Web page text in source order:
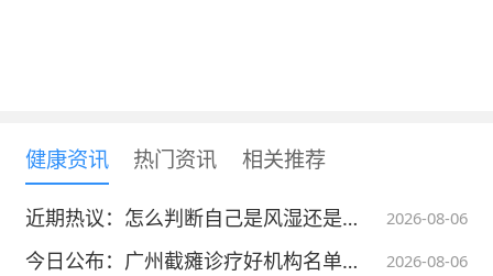
区域的兴奋性,远隔部位的改变相反,其可能通过
改变局部脑血流和葡萄糖代谢水平而发挥作
用。
健康资讯 热门资讯 相关推荐
2026-08-06
近期热议：怎么判断自己是风湿还是类风湿？云南风湿医院哪家靠谱?
2026-08-06
今日公布：广州截瘫诊疗好机构名单公开 截瘫在广州华康医院神经修复医学中心看的如何？